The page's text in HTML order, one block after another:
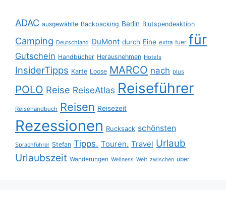
ADAC ausgewählte Backpacking Berlin Blutspendeaktion
Camping Deutschland DuMont durch Eine extra fuer für
Gutschein Handbücher Herausnehmen Hotels
InsiderTipps Karte Loose MARCO nach plus
POLO Reise ReiseAtlas Reiseführer
Reisehandbuch Reisen Reisezeit
Rezessionen Rucksack schönsten
Sprachführer Stefan Tipps. Touren. Travel Urlaub
Urlaubszeit Wanderungen Wellness Welt zwischen über